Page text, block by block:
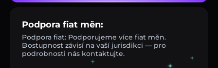
Podpora fiat měn:
Podpora fiat: Podporujeme více fiat měn.
Dostupnost závisí na vaší jurisdikci — pro
podrobnosti nás kontaktujte.